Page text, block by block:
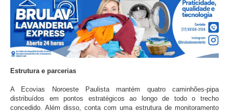
Estrutura e parcerias
A Ecovias Noroeste Paulista mantém quatro caminhões-pipa
distribuídos em pontos estratégicos ao longo de todo o trecho
concedido. Além disso, conta com uma estrutura de monitoramento